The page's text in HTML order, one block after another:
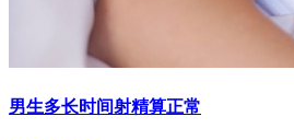
男生多长时间射精算正常